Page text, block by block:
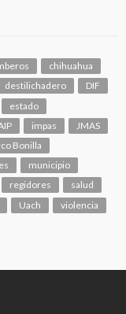
chihuahua
destilichadero
DIF
estado
impas
JMAS
Bonilla
municipio
regidores
salud
Uach violencia